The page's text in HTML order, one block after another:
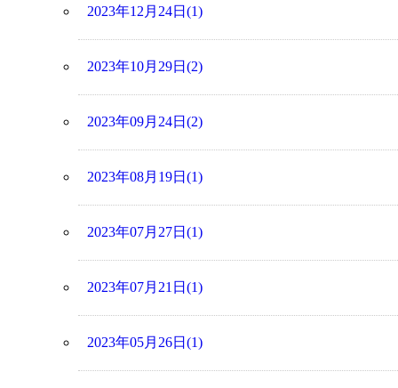
2023年12月24日(1)
2023年10月29日(2)
2023年09月24日(2)
2023年08月19日(1)
2023年07月27日(1)
2023年07月21日(1)
2023年05月26日(1)